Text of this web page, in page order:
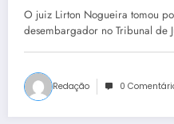
O juiz Lirton Nogueira tomou
desembargador no Tribunal de
Redação 0